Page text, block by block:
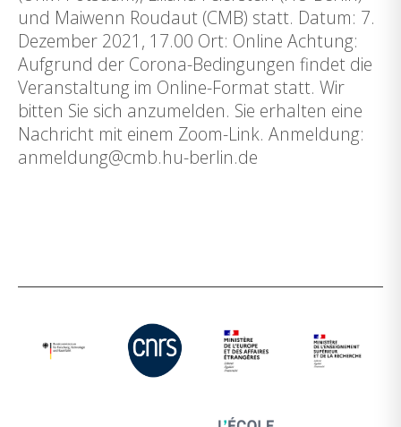
und Maiwenn Roudaut (CMB) statt. Datum: 7.
Dezember 2021, 17.00 Ort: Online Achtung:
Aufgrund der Corona-Bedingungen findet die
Veranstaltung im Online-Format statt. Wir
bitten Sie sich anzumelden. Sie erhalten eine
Nachricht mit einem Zoom-Link. Anmeldung:
anmeldung@cmb.hu-berlin.de